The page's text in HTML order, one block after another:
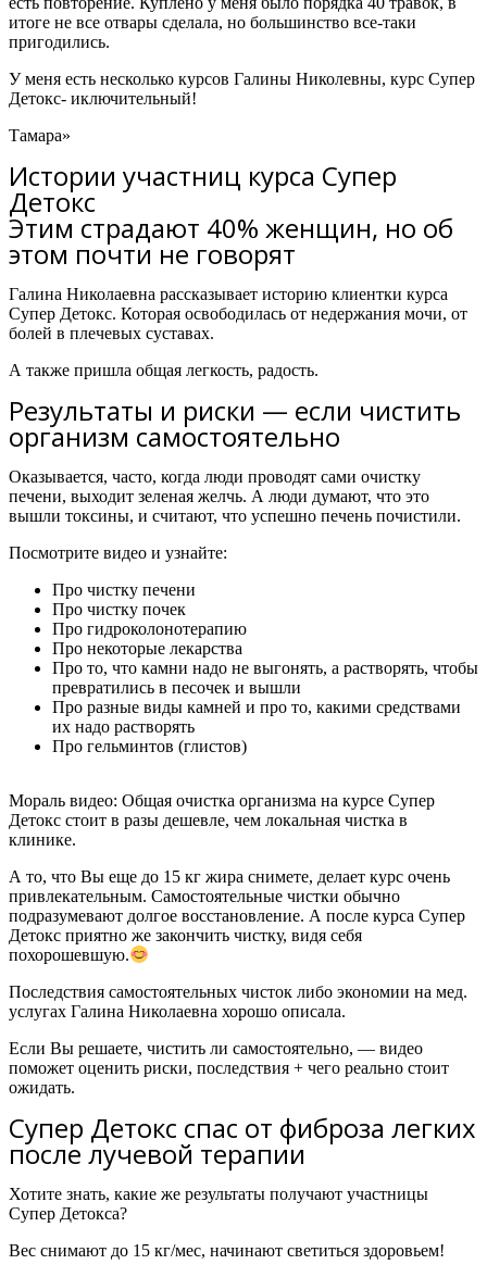
итоге не все отвары сделала, но большинство все-таки
пригодились.
У меня есть несколько курсов Галины Николевны, курс Супер
Детокс- иключительный!
Тамара»
Истории участниц курса Супер
Детокс
Этим страдают 40% женщин, но об
этом почти не говорят
Галина Николаевна рассказывает историю клиентки курса
Супер Детокс. Которая освободилась от недержания мочи, от
болей в плечевых суставах.
А также пришла общая легкость, радость.
Результаты и риски — если чистить
организм самостоятельно
Оказывается, часто, когда люди проводят сами очистку
печени, выходит зеленая желчь. А люди думают, что это
вышли токсины, и считают, что успешно печень почистили.
Посмотрите видео и узнайте:
Про чистку печени
Про чистку почек
Про гидроколонотерапию
Про некоторые лекарства
Про то, что камни надо не выгонять, а растворять, чтобы
превратились в песочек и вышли
Про разные виды камней и про то, какими средствами
их надо растворять
Про гельминтов (глистов)
Мораль видео: Общая очистка организма на курсе Супер
Детокс стоит в разы дешевле, чем локальная чистка в
клинике.
А то, что Вы еще до 15 кг жира снимете, делает курс очень
привлекательным. Самостоятельные чистки обычно
подразумевают долгое восстановление. А после курса Супер
Детокс приятно же закончить чистку, видя себя
похорошевшую.
Последствия самостоятельных чисток либо экономии на мед.
услугах Галина Николаевна хорошо описала.
Если Вы решаете, чистить ли самостоятельно, — видео
поможет оценить риски, последствия + чего реально стоит
ожидать.
Супер Детокс спас от фиброза легких
после лучевой терапии
Хотите знать, какие же результаты получают участницы
Супер Детокса?
Вес снимают до 15 кг/мес, начинают светиться здоровьем!